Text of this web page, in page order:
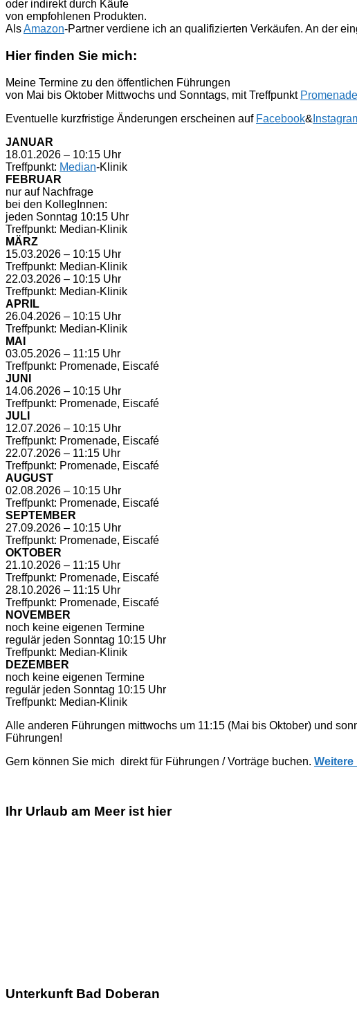
oder indirekt durch Käufe
von empfohlenen Produkten.
AlsAmazon-Partner verdiene ich an qualifizierten Verkäufen. An der
Hier finden Sie mich:
Meine Termine zu den öffentlichen Führungen
von Mai bis Oktober Mittwochs und Sonntags, mit Treffpunkt Promenade
Eventuelle kurzfristige Änderungen erscheinen auf Facebook&
JANUAR
18.01.2026 – 10:15 Uhr
Treffpunkt: Median-Klinik
FEBRUAR
nur auf Nachfrage
bei den KollegInnen:
jeden Sonntag 10:15 Uhr
Treffpunkt: Median-Klinik
MÄRZ
15.03.2026 – 10:15 Uhr
Treffpunkt: Median-Klinik
22.03.2026 – 10:15 Uhr
Treffpunkt: Median-Klinik
APRIL
26.04.2026 – 10:15 Uhr
Treffpunkt: Median-Klinik
MAI
03.05.2026 – 11:15 Uhr
Treffpunkt: Promenade, Eiscafé
JUNI
14.06.2026 – 10:15 Uhr
Treffpunkt: Promenade, Eiscafé
JULI
12.07.2026 – 10:15 Uhr
Treffpunkt: Promenade, Eiscafé
22.07.2026 – 11:15 Uhr
Treffpunkt: Promenade, Eiscafé
AUGUST
02.08.2026 – 10:15 Uhr
Treffpunkt: Promenade, Eiscafé
SEPTEMBER
27.09.2026 – 10:15 Uhr
Treffpunkt: Promenade, Eiscafé
OKTOBER
21.10.2026 – 11:15 Uhr
Treffpunkt: Promenade, Eiscafé
28.10.2026 – 11:15 Uhr
Treffpunkt: Promenade, Eiscafé
NOVEMBER
noch keine eigenen Termine
regulär jeden Sonntag 10:15 Uhr
Treffpunkt: Median-Klinik
DEZEMBER
noch keine eigenen Termine
regulär jeden Sonntag 10:15 Uhr
Treffpunkt: Median-Klinik
Alle anderen Führungen mittwochs um 11:15 (Mai bis Oktober) und
Führungen!
Gern können Sie mich direkt für Führungen / Vorträge buchen. Weitere
Ihr Urlaub am Meer ist hier
Unterkunft Bad Doberan